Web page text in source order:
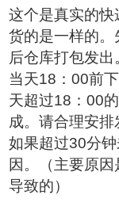
这个是真实的
货的是一样的
后仓库打包发出
当天18：00前
天超过18：00
成。请合理安排
如果超过30分
因。（主要原
导致的）